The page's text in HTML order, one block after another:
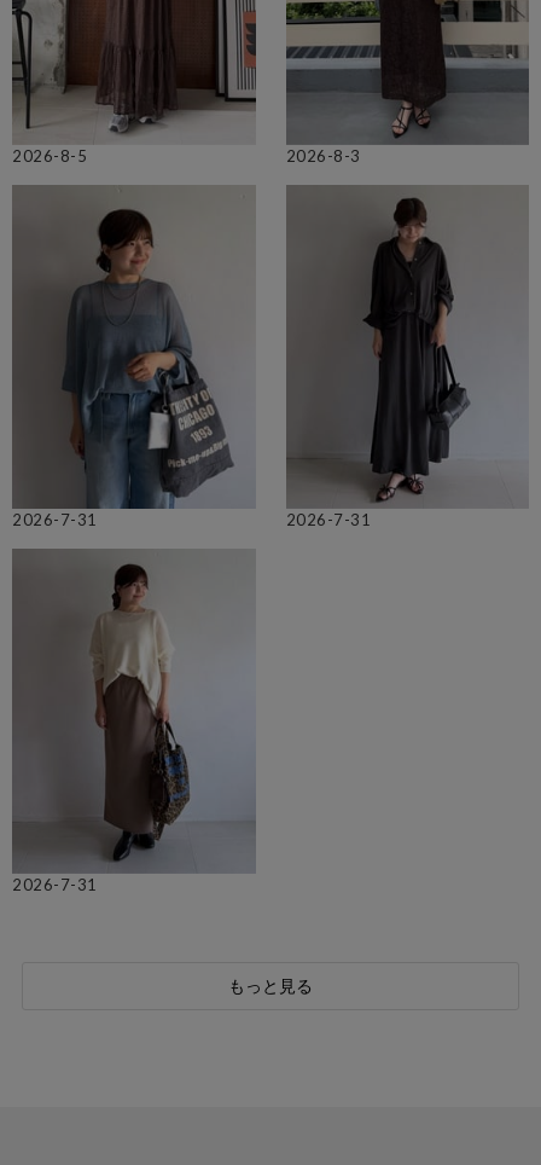
2026-8-5 2026-8-3
2026-7-31 2026-7-31
2026-7-31
もっと見る